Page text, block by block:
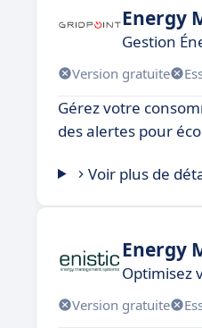
Energy
Gestion
Version gratuite
Gérez votre
des alertes pour
Voir plus de
Energy
Optimisez
Version gratuite